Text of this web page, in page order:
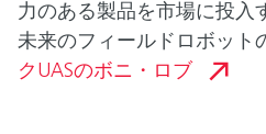
力のある製品を市場に投入
未来のフィールドロボット
クUASのボニ・ロブ